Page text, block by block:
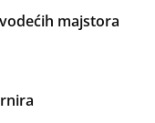
majstora